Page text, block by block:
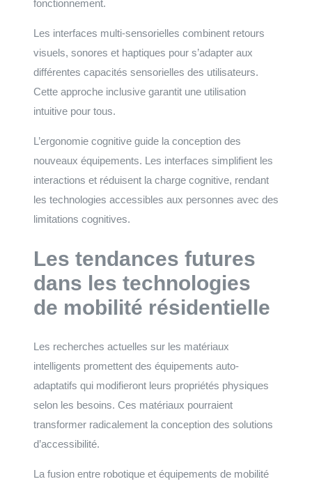
fonctionnement.
Les interfaces multi-sensorielles combinent retours
visuels, sonores et haptiques pour s’adapter aux
différentes capacités sensorielles des utilisateurs.
Cette approche inclusive garantit une utilisation
intuitive pour tous.
L’ergonomie cognitive guide la conception des
nouveaux équipements. Les interfaces simplifient les
interactions et réduisent la charge cognitive, rendant
les technologies accessibles aux personnes avec des
limitations cognitives.
Les tendances futures
dans les technologies
de mobilité résidentielle
Les recherches actuelles sur les matériaux
intelligents promettent des équipements auto-
adaptatifs qui modifieront leurs propriétés physiques
selon les besoins. Ces matériaux pourraient
transformer radicalement la conception des solutions
d’accessibilité.
La fusion entre robotique et équipements de mobilité